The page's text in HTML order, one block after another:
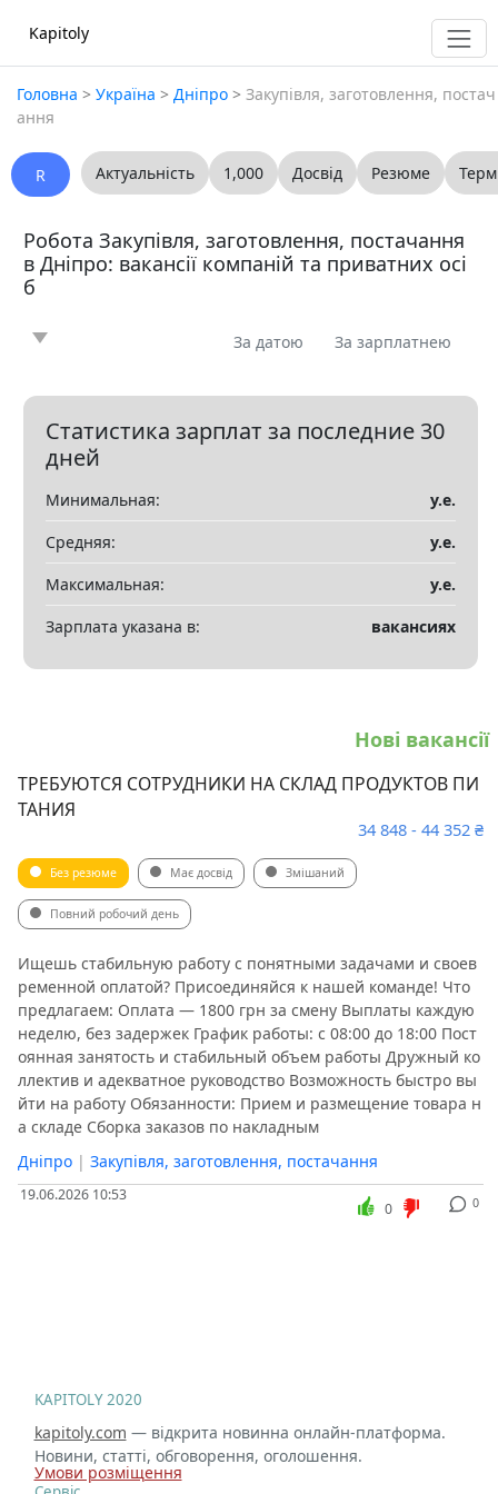
Kapitoly
Головна > Україна > Дніпро > Закупівля, заготовлення, постач
ання
R Актуальність 1,000 Досвід Резюме
Робота Закупівля, заготовлення, постачання
в Дніпро: вакансії компаній та приватних осі
б
За датою За зарплатнею
Статистика зарплат за последние 30
дней
Минимальная:
у.е.
Средняя:
у.е.
Максимальная:
у.е.
Зарплата указана в:
вакансиях
Нові вакансії
ТРЕБУЮТСЯ СОТРУДНИКИ НА СКЛАД ПРОДУКТОВ ПИ
ТАНИЯ
34 848 - 44 352 ₴
Без резюме Має досвід Змішаний
Повний робочий день
Ищешь стабильную работу с понятными задачами и своев
ременной оплатой? Присоединяйся к нашей команде! Что
предлагаем: Оплата — 1800 грн за смену Выплаты каждую
неделю, без задержек График работы: с 08:00 до 18:00 Пост
оянная занятость и стабильный объем работы Дружный ко
ллектив и адекватное руководство Возможность быстро вы
йти на работу Обязанности: Прием и размещение товара н
а складе Сборка заказов по накладным
Дніпро | Закупівля, заготовлення, постачання
19.06.2026 10:53 0
0
KAPITOLY 2020
kapitoly.com — відкрита новинна онлайн-платформа.
Новини, статті, обговорення, оголошення.
Умови розміщення